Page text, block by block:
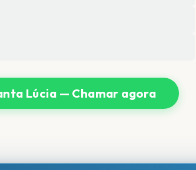
Lúcia — Chamar agora